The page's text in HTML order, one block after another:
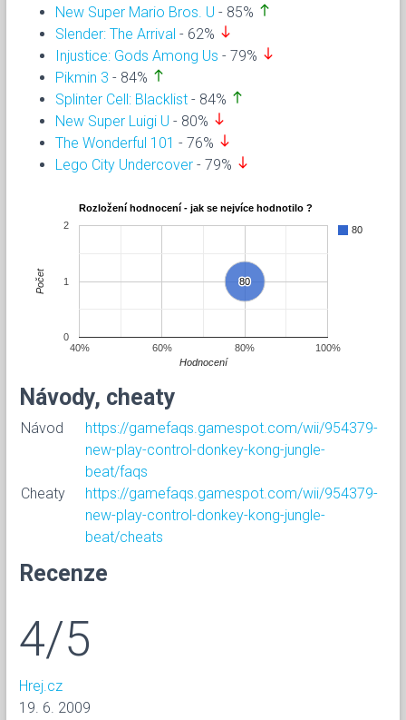
New Super Mario Bros. U - 85% north
Slender: The Arrival - 62% south
Injustice: Gods Among Us - 79% south
Pikmin 3 - 84% north
Splinter Cell: Blacklist - 84% north
New Super Luigi U - 80% south
The Wonderful 101 - 76% south
Lego City Undercover - 79% south
Rozložení hodnocení - jak se nejvíce hodnotilo ?
80
80
80
40% 60% 80% 100%
0
1
2
Hodnocení
Počet
Návody, cheaty
Návod
https://gamefaqs.gamespot.com/wii/954379-
new-play-control-donkey-kong-jungle-
beat/faqs
Cheaty
https://gamefaqs.gamespot.com/wii/954379-
new-play-control-donkey-kong-jungle-
beat/cheats
Recenze
4/5
Hrej.cz
19. 6. 2009